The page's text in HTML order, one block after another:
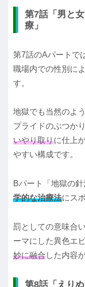
第7話「男と
療」
第7話のAパートで
職場内での性別に
す。
地獄でも当然のよ
プライドのぶつか
いやり取りに仕上
やすい構成です。
Bパート「地獄の針
学的な治療法にス
罰としての意味合
ーマにした異色エ
妙に融合した内容
第8話「えり